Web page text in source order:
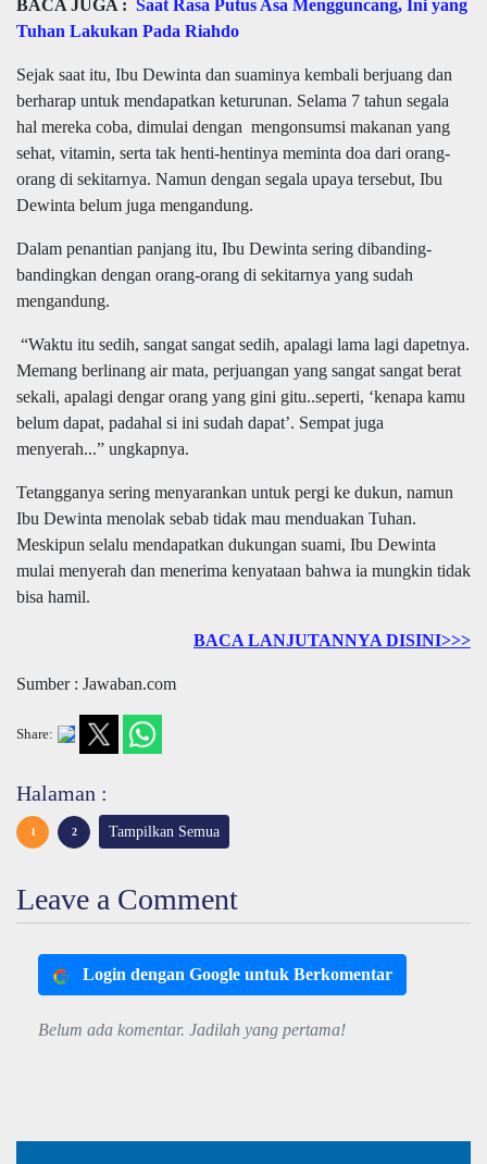
BACA JUGA : Saat Rasa Putus Asa Mengguncang, Ini yang
Tuhan Lakukan Pada Riahdo
Sejak saat itu, Ibu Dewinta dan suaminya kembali berjuang dan
berharap untuk mendapatkan keturunan. Selama 7 tahun segala
hal mereka coba, dimulai dengan mengonsumsi makanan yang
sehat, vitamin, serta tak henti-hentinya meminta doa dari orang-
orang di sekitarnya. Namun dengan segala upaya tersebut, Ibu
Dewinta belum juga mengandung.
Dalam penantian panjang itu, Ibu Dewinta sering dibanding-
bandingkan dengan orang-orang di sekitarnya yang sudah
mengandung.
“Waktu itu sedih, sangat sangat sedih, apalagi lama lagi dapetnya.
Memang berlinang air mata, perjuangan yang sangat sangat berat
sekali, apalagi dengar orang yang gini gitu..seperti, ‘kenapa kamu
belum dapat, padahal si ini sudah dapat’. Sempat juga
menyerah...” ungkapnya.
Tetangganya sering menyarankan untuk pergi ke dukun, namun
Ibu Dewinta menolak sebab tidak mau menduakan Tuhan.
Meskipun selalu mendapatkan dukungan suami, Ibu Dewinta
mulai menyerah dan menerima kenyataan bahwa ia mungkin tidak
bisa hamil.
BACA LANJUTANNYA DISINI>>>
Sumber : Jawaban.com
Share:
Halaman :
1 2 Tampilkan Semua
Leave a Comment
Login dengan Google untuk Berkomentar
Belum ada komentar. Jadilah yang pertama!